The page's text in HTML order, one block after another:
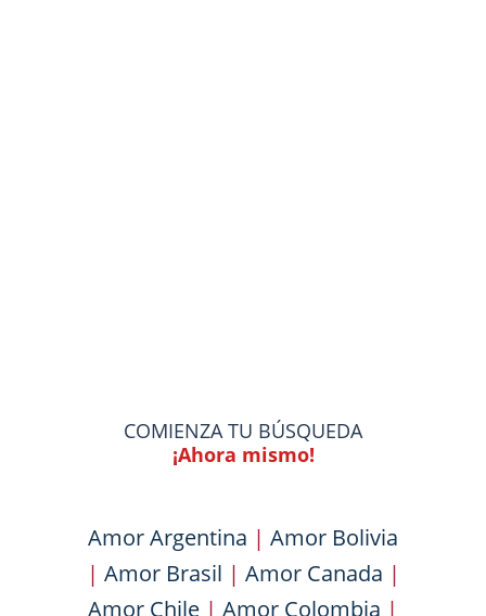
COMIENZA TU BÚSQUEDA
¡Ahora mismo!
Amor Argentina | Amor Bolivia
| Amor Brasil | Amor Canada |
Amor Chile | Amor Colombia |